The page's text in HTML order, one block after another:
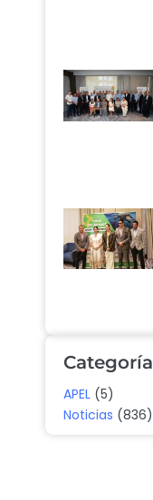
APEL (5)
Noticias (836)